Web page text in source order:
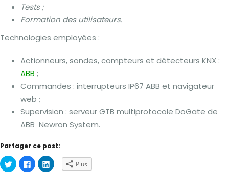
Tests ;
Formation des utilisateurs.
Technologies employées :
Actionneurs, sondes, compteurs et détecteurs KNX :
ABB ;
Commandes : interrupteurs IP67 ABB et navigateur
web ;
Supervision : serveur GTB multiprotocole DoGate de
ABB Newron System.
Partager ce post:
Cliquez
pour
partager
Cliquez
pour
partager
Cliquez
pour Plus